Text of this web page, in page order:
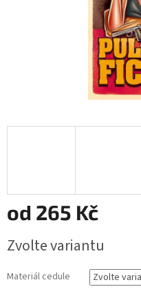
od 265 Kč
cena:
Zvolte variantu
Materiál cedule